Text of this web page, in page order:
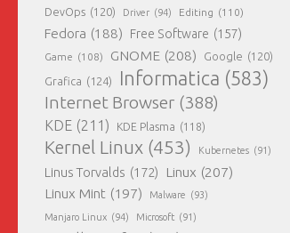
DevOps (120) Driver (94) Editing (110)
Fedora (188) Free Software (157)
Game (108) GNOME (208) Google (120)
Grafica (124) Informatica (583)
Internet Browser (388)
KDE (211) KDE Plasma (118)
Kernel Linux (453) Kubernetes (91)
Linus Torvalds (172) Linux (207)
Linux Mint (197) Malware (93)
Manjaro Linux (94) Microsoft (91)